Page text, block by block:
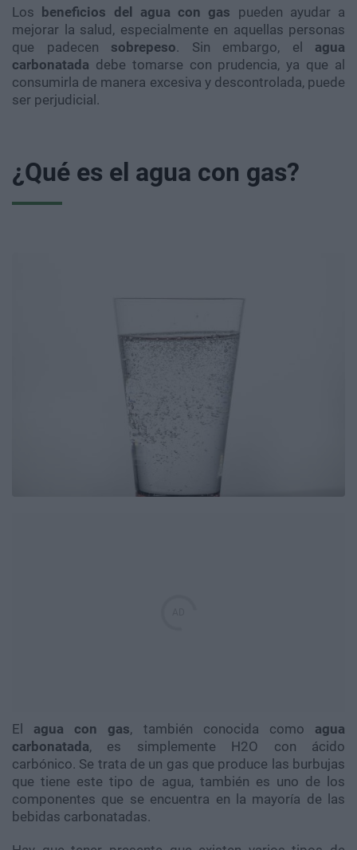
Los beneficios del agua con gas pueden ayudar a
mejorar la salud, especialmente en aquellas personas
que padecen sobrepeso. Sin embargo, el agua
carbonatada debe tomarse con prudencia, ya que al
consumirla de manera excesiva y descontrolada, puede
ser perjudicial.
¿Qué es el agua con gas?
El agua con gas, también conocida como agua
carbonatada, es simplemente H2O con ácido
carbónico. Se trata de un gas que produce las burbujas
que tiene este tipo de agua, también es uno de los
componentes que se encuentra en la mayoría de las
bebidas carbonatadas.